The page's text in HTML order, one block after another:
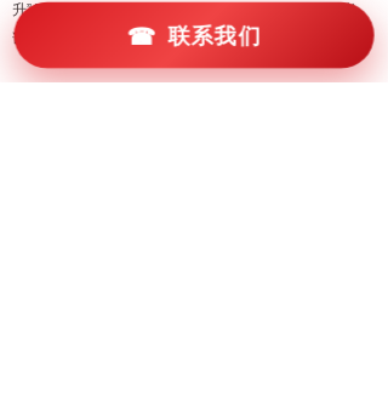
升”APP（网页端不支持），在【报考】页进入“网络考
试”入口，选择上海大学报考专业进行线上考试。
☎ 联系我们